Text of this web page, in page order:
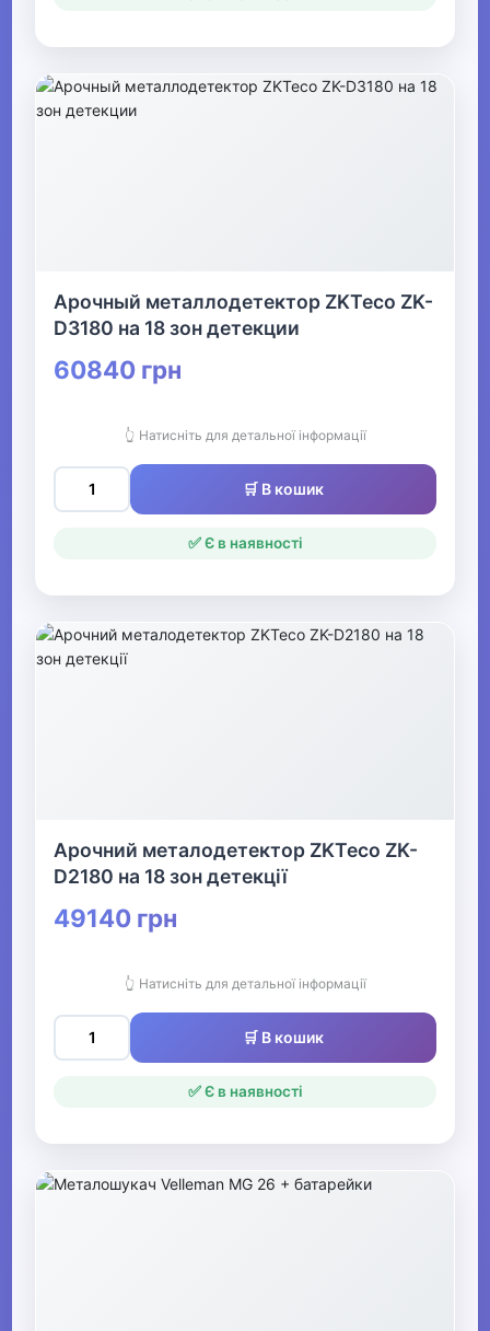
Арочный металлодетектор ZKTeco ZK-
D3180 на 18 зон детекции
60840 грн
👆 Натисніть для детальної інформації
🛒 В кошик
✅ Є в наявності
Арочний металодетектор ZKTeco ZK-
D2180 на 18 зон детекції
49140 грн
👆 Натисніть для детальної інформації
🛒 В кошик
✅ Є в наявності